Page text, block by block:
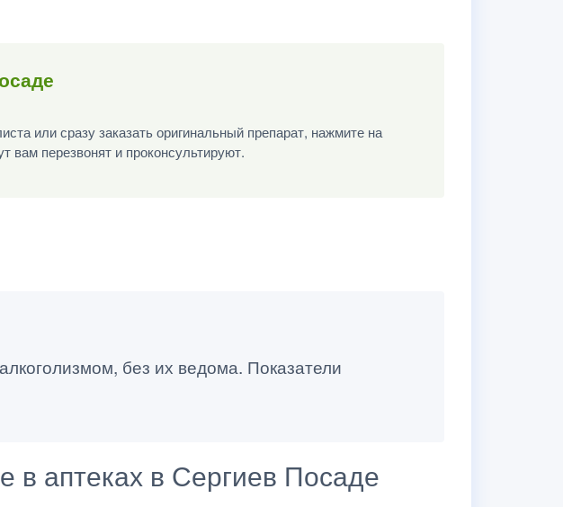
или сразу заказать оригинальный препарат, нажмите на
вам перезвонят и проконсультируют.
без их ведома. Показатели
в аптеках в Сергиев Посаде